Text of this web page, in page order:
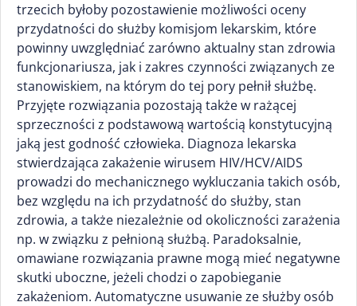
trzecich byłoby pozostawienie możliwości oceny
przydatności do służby komisjom lekarskim, które
powinny uwzględniać zarówno aktualny stan zdrowia
funkcjonariusza, jak i zakres czynności związanych ze
stanowiskiem, na którym do tej pory pełnił służbę.
Przyjęte rozwiązania pozostają także w rażącej
sprzeczności z podstawową wartością konstytucyjną
jaką jest godność człowieka. Diagnoza lekarska
stwierdzająca zakażenie wirusem HIV/HCV/AIDS
prowadzi do mechanicznego wykluczania takich osób,
bez względu na ich przydatność do służby, stan
zdrowia, a także niezależnie od okoliczności zarażenia
np. w związku z pełnioną służbą. Paradoksalnie,
omawiane rozwiązania prawne mogą mieć negatywne
skutki uboczne, jeżeli chodzi o zapobieganie
zakażeniom. Automatyczne usuwanie ze służby osób